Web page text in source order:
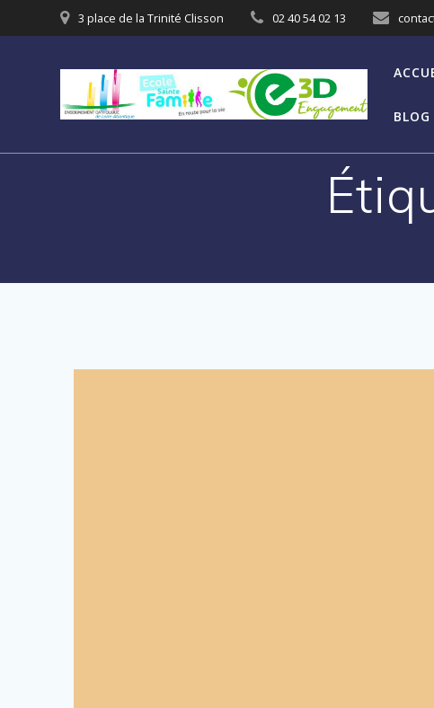
3 place de la Trinité Clisson 02 40 54 02 13
BLOG